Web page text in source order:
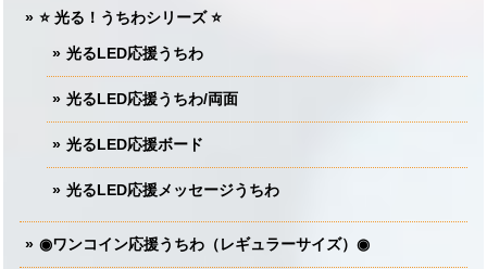
⭐️ 光る！うちわシリーズ ⭐️
光るLED応援うちわ
光るLED応援うちわ/両面
光るLED応援ボード
光るLED応援メッセージうちわ
◉ワンコイン応援うちわ（レギュラーサイズ）◉